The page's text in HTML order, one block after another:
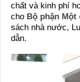
chất và kinh phí
cho Bộ phận Một
sách nhà nước,
dẫn.